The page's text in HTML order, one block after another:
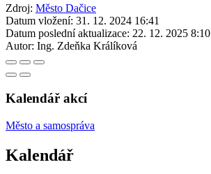
Zdroj: Město Dačice
Datum vložení: 31. 12. 2024 16:41
Datum poslední aktualizace: 22. 12. 2025 8:10
Autor: Ing. Zdeňka Králíková
Kalendář akcí
Město a samospráva
Kalendář